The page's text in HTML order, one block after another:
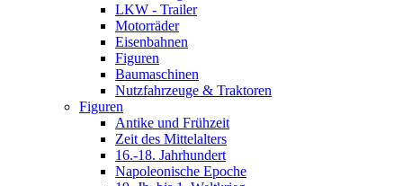
LKW - Trailer
Motorräder
Eisenbahnen
Figuren
Baumaschinen
Nutzfahrzeuge & Traktoren
Figuren
Antike und Frühzeit
Zeit des Mittelalters
16.-18. Jahrhundert
Napoleonische Epoche